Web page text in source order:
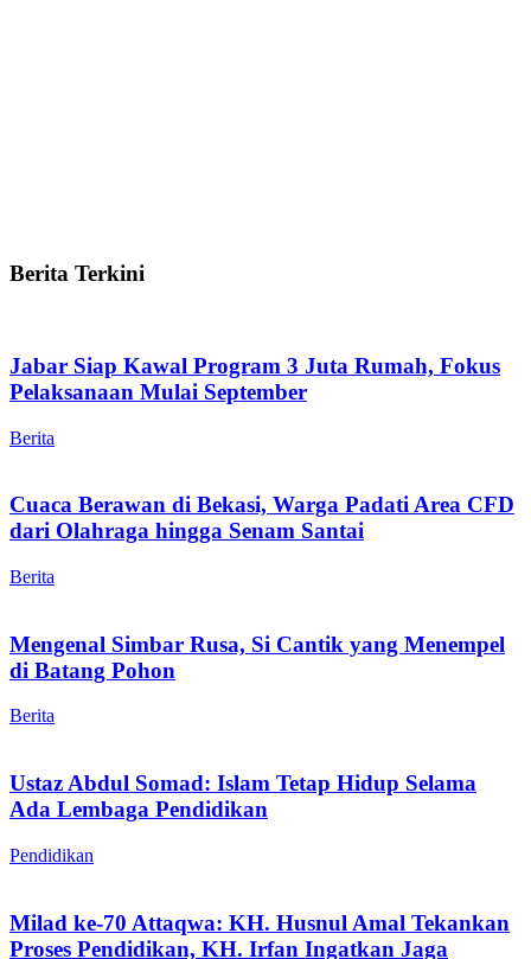
Berita Terkini
Jabar Siap Kawal Program 3 Juta Rumah, Fokus
Pelaksanaan Mulai September
Berita
Cuaca Berawan di Bekasi, Warga Padati Area CFD
dari Olahraga hingga Senam Santai
Berita
Mengenal Simbar Rusa, Si Cantik yang Menempel
di Batang Pohon
Berita
Ustaz Abdul Somad: Islam Tetap Hidup Selama
Ada Lembaga Pendidikan
Pendidikan
Milad ke-70 Attaqwa: KH. Husnul Amal Tekankan
Proses Pendidikan, KH. Irfan Ingatkan Jaga